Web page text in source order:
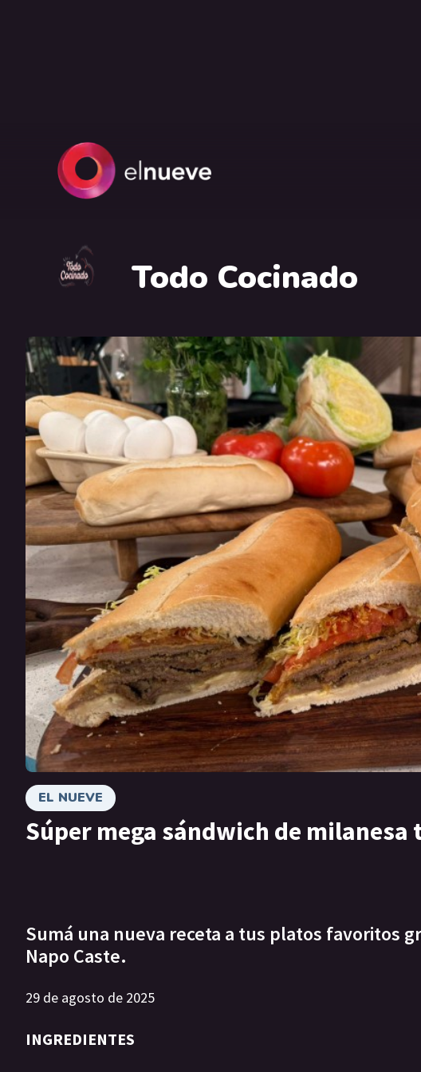
Todo Cocinado
EL NUEVE
Súper mega sándwich de milanesa
Sumá una nueva receta a tus platos favoritos
Napo Caste.
29 de agosto de 2025
INGREDIENTES